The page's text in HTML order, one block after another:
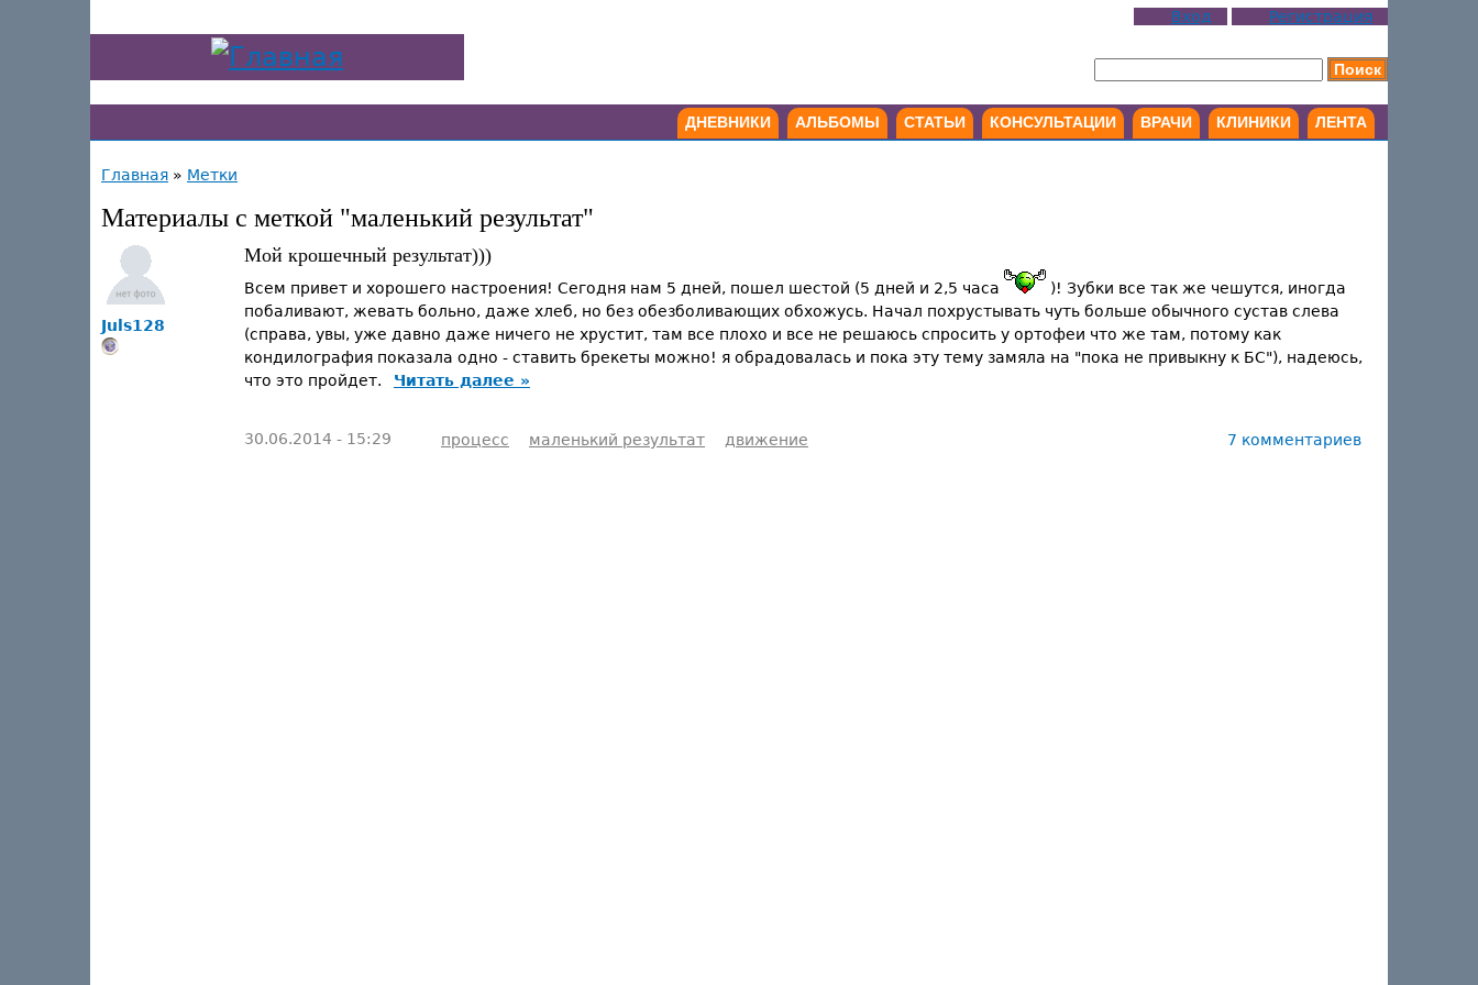
Вход Регистрация
ДНЕВНИКИ АЛЬБОМЫ СТАТЬИ КОНСУЛЬТАЦИИ ВРАЧИ КЛИНИКИ ЛЕНТА
Главная » Метки
Материалы с меткой "маленький результат"
Juls128
Мой крошечный результат)))
Всем привет и хорошего настроения! Сегодня нам 5 дней, пошел шестой (5 дней и 2,5 часа
)! Зубки все так же чешутся, иногда
побаливают, жевать больно, даже хлеб, но без обезболивающих обхожусь. Начал похрустывать чуть больше обычного сустав слева
(справа, увы, уже давно даже ничего не хрустит, там все плохо и все не решаюсь спросить у ортофеи что же там, потому как
кондилография показала одно - ставить брекеты можно! я обрадовалась и пока эту тему замяла на "пока не привыкну к БС"), надеюсь,
что это пройдет.
Читать далее »
30.06.2014 - 15:29 процесс маленький результат движение 7 комментариев